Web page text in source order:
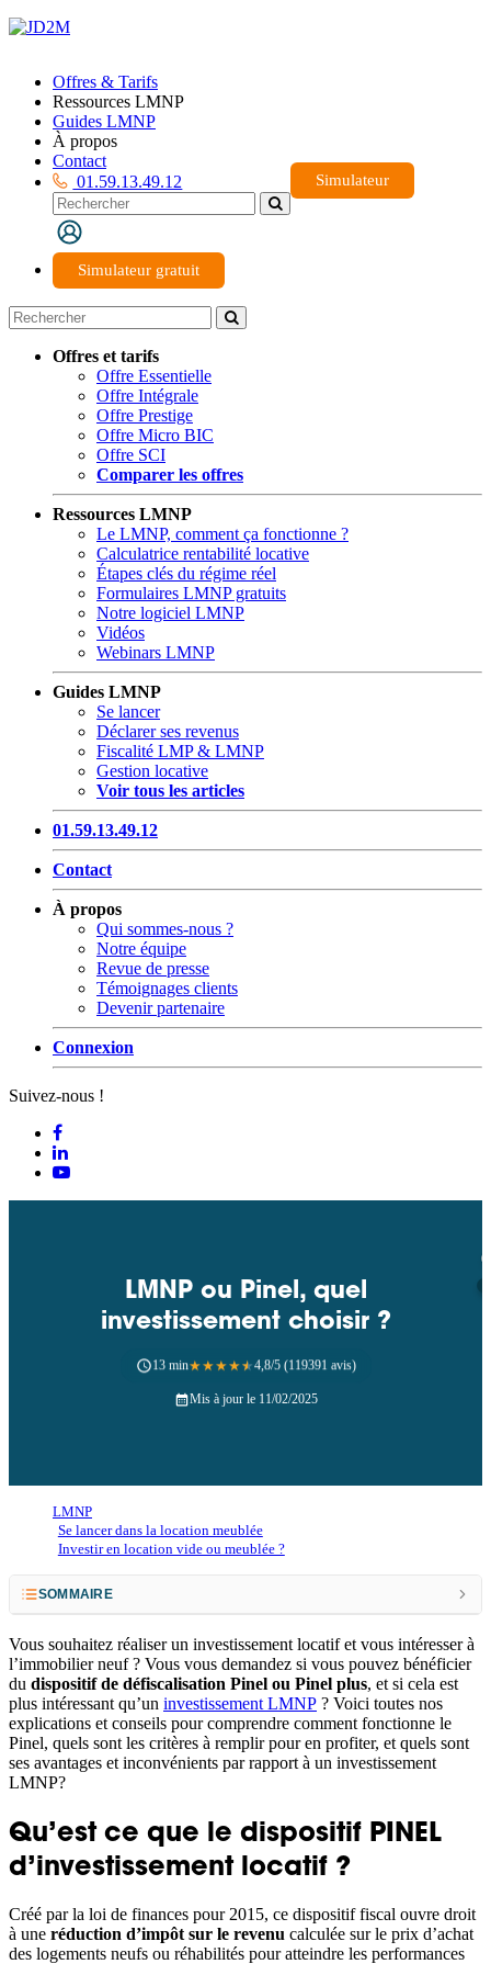
Offres & Tarifs
Ressources LMNP
Guides LMNP
À propos
Contact
01.59.13.49.12
Simulateur gratuit
Simulateur
Offres et tarifs
Offre Essentielle
Offre Intégrale
Offre Prestige
Offre Micro BIC
Offre SCI
Comparer les offres
Ressources LMNP
Le LMNP, comment ça fonctionne ?
Calculatrice rentabilité locative
Étapes clés du régime réel
Formulaires LMNP gratuits
Notre logiciel LMNP
Vidéos
Webinars LMNP
Guides LMNP
Se lancer
Déclarer ses revenus
Fiscalité LMP & LMNP
Gestion locative
Voir tous les articles
01.59.13.49.12
Contact
À propos
Qui sommes-nous ?
Notre équipe
Revue de presse
Témoignages clients
Devenir partenaire
Connexion
Suivez-nous !
LMNP ou Pinel, quel
investissement choisir ?
13 min★★★★★4,8/5 (119391 avis)
Mis à jour le 11/02/2025
LMNP
Se lancer dans la location meublée
Investir en location vide ou meublée ?
SOMMAIRE
Qu’est ce que le dispositif PINEL d’investissement locatif ?
Les conditions pour bénéficier du Pinel :
Quelle réduction d’impôts obtenir avec le Pinel ?
Optimiser sa fiscalité avec le Pinel Plus ou Super Pinel
Comparaison du Pinel et du LMNP
Investissement Pinel vs LMNP : exemple comparatif
Déclaration de revenus Pinel ou LMNP : comment faire ?
Vous souhaitez réaliser un investissement locatif et vous intéresser à
l’immobilier neuf ? Vous vous demandez si vous pouvez bénéficier
du dispositif de défiscalisation Pinel ou Pinel plus, et si cela est
plus intéressant qu’un investissement LMNP ? Voici toutes nos
explications et conseils pour comprendre comment fonctionne le
Pinel, quels sont les critères à remplir pour en profiter, et quels sont
ses avantages et inconvénients par rapport à un investissement
LMNP?
Qu’est ce que le dispositif PINEL
d’investissement locatif ?
Créé par la loi de finances pour 2015, ce dispositif fiscal ouvre droit
à une réduction d’impôt sur le revenu calculée sur le prix d’achat
des logements neufs ou réhabilités pour atteindre les performances